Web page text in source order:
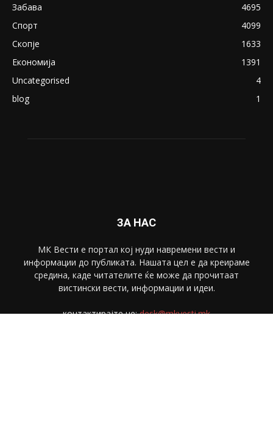
Забава
4695
Спорт
4099
Скопје
1633
Економија
1391
Uncategorised
4
blog
1
ЗА НАС
МК Вести е портал коj нуди навремени вести и
информации до публиката. Нашата цел е да креираме
средина, каде читателите ќе може да прочитаат
вистински вести, информации и идеи.
контактирајте не:desk@mkvesti.mk